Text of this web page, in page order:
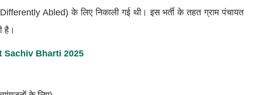
Abled) के लिए निकाली गई थी। इस भर्ती के तहत ग्राम पंचायत
है।
Sachiv Bharti 2025